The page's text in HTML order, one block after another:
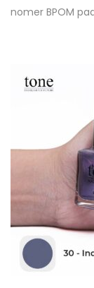
nomer BPOM